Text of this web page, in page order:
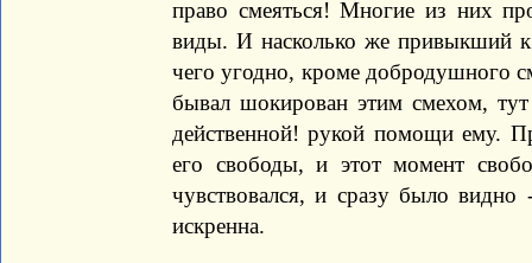
право смеяться! Многие из них
виды. И насколько же привыкший
чего угодно, кроме добродушного
бывал шокирован этим смехом,
действенной! рукой помощи ему.
его свободы, и этот момент
чувствовался, и сразу было
искренна.